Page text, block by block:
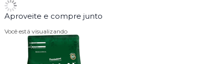
Aproveite e compre junto
Você está visualizando